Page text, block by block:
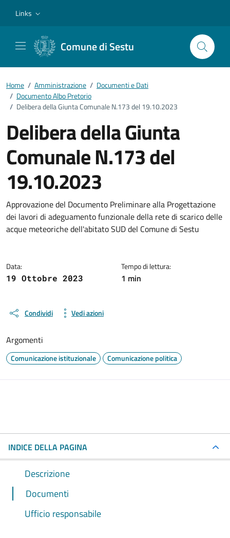
Links
Comune di Sestu
Home / Amministrazione / Documenti e Dati
/ Documento Albo Pretorio
/ Delibera della Giunta Comunale N.173 del 19.10.2023
Delibera della Giunta
Comunale N.173 del
19.10.2023
Dettagli del documento
Approvazione del Documento Preliminare alla Progettazione
dei lavori di adeguamento funzionale della rete di scarico delle
acque meteoriche dell'abitato SUD del Comune di Sestu
Data:
19 Ottobre 2023
Tempo di lettura:
1 min
Condividi Vedi azioni
Argomenti
Comunicazione istituzionale Comunicazione politica
INDICE DELLA PAGINA
Descrizione
Documenti
Ufficio responsabile